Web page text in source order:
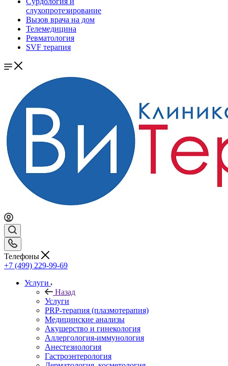
слухопротезирование
Вызов врача на дом
Телемедицина
Ревматология
SVF терапия
Телефоны
+7 (499) 229-99-69
Услуги
Назад
Услуги
PRP-терапия (плазмотерапия)
Медицинские анализы
Акушерство и гинекология
Аллергология-иммунология
Анестезиология
Гастроэнтерология